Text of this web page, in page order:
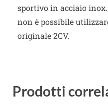
sportivo in acciaio
non è possibile
originale 2CV.
Prodotti